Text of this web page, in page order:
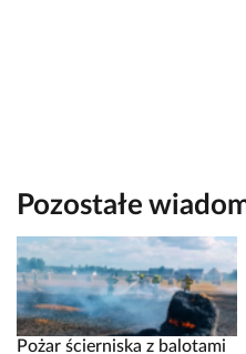
Pozostałe
Pożar ścierniska z balotami